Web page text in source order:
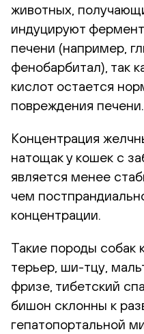
животных,
индуцируют
печени (например,
фенобарбитал), так
кислот остается
повреждения печени.
Концентрация
натощак у кошек с
является менее
чем
концентрации.
Такие породы собак
терьер, ши-тцу,
фризе, тибетский
бишон склонны к
гепатопортальной